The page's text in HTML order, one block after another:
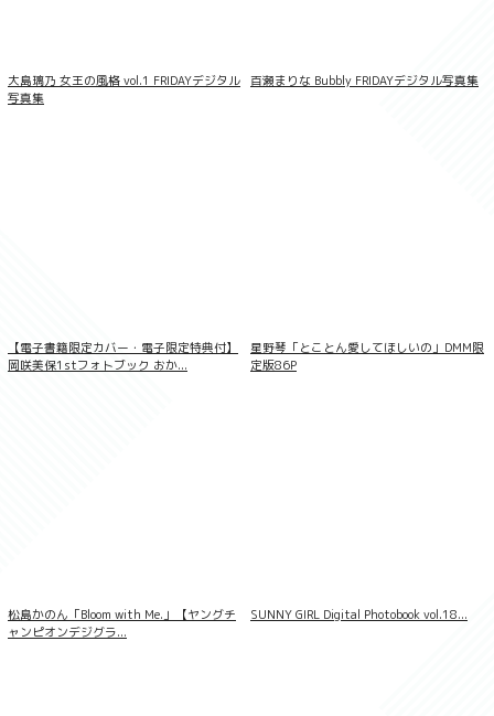
メイドポーズ360° No.009 仲根詩織 スワ
イプすれば全てが見れる！
大島璃乃 女王の風格 vol.1 FRIDAYデジタル
写真集
百瀬まりな Bubbly FRIDAYデジタル写真集
【電子書籍限定カバー・電子限定特典付】
岡咲美保1stフォトブック おか...
星野琴「とことん愛してほしいの」DMM限
定版86P
松島かのん「Bloom with Me.」【ヤングチ
ャンピオンデジグラ...
SUNNY GIRL Digital Photobook vol.18...